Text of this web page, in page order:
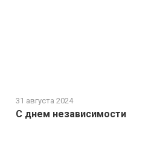
С днем независимости
31 августа 2024